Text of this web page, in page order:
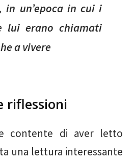
in un’epoca in cui i
lui erano chiamati
a vivere
riflessioni
contente di aver letto
una lettura interessante